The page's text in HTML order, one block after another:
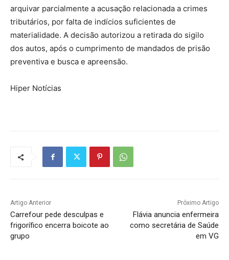
arquivar parcialmente a acusação relacionada a crimes
tributários, por falta de indícios suficientes de
materialidade. A decisão autorizou a retirada do sigilo
dos autos, após o cumprimento de mandados de prisão
preventiva e busca e apreensão.
Hiper Notícias
Artigo Anterior
Carrefour pede desculpas e
frigorífico encerra boicote ao
grupo
Próximo Artigo
Flávia anuncia enfermeira
como secretária de Saúde
em VG